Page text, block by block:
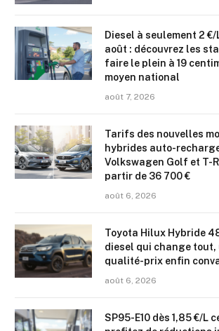
Diesel à seulement 2 €/
août : découvrez les
faire le plein à 19
moyen national
août 7, 2026
Tarifs des nouvelles
hybrides auto-
Volkswagen Golf et T-
partir de 36 700 €
août 6, 2026
Toyota Hilux Hybride
diesel qui change tout,
qualité-prix enfin
août 6, 2026
SP95-E10 dès 1,85 €/L